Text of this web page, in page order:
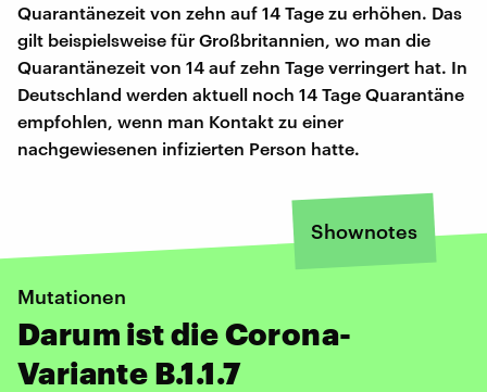
Quarantänezeit von zehn auf 14 Tage zu erhöhen. Das
gilt beispielsweise für Großbritannien, wo man die
Quarantänezeit von 14 auf zehn Tage verringert hat. In
Deutschland werden aktuell noch 14 Tage Quarantäne
empfohlen, wenn man Kontakt zu einer
nachgewiesenen infizierten Person hatte.
Shownotes
Mutationen
Darum ist die Corona-
Variante B.1.1.7